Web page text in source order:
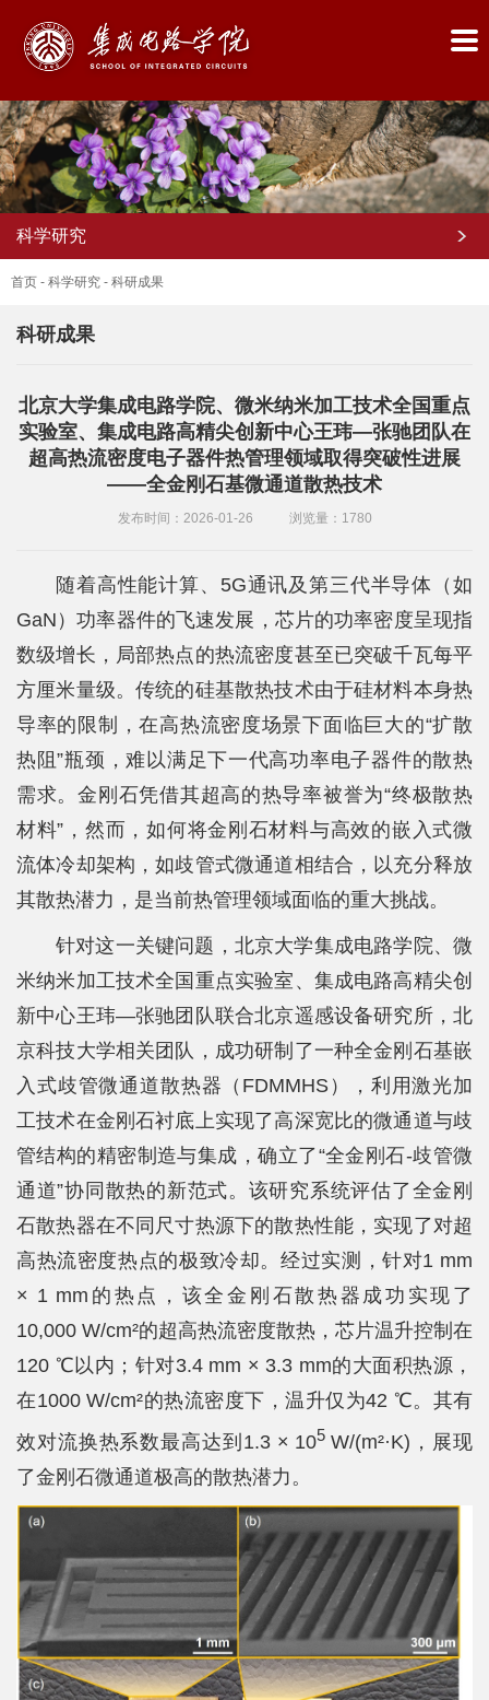
页
学
系
中
心
师
队
科
学
究
党
建
人
才
平
基
学
科学研究
首页 - 科学研究 - 科研成果
科研成果
北京大学集成电路学院、微米纳米加工技术全国重点
实验室、集成电路高精尖创新中心王玮—张驰团队在
超高热流密度电子器件热管理领域取得突破性进展
——全金刚石基微通道散热技术
发布时间：2026-01-26 浏览量： 1780
随着高性能计算、5G通讯及第三代半导体（如
GaN）功率器件的飞速发展，芯片的功率密度呈现指
数级增长，局部热点的热流密度甚至已突破千瓦每平
方厘米量级。传统的硅基散热技术由于硅材料本身热
导率的限制，在高热流密度场景下面临巨大的“扩散
热阻”瓶颈，难以满足下一代高功率电子器件的散热
需求。金刚石凭借其超高的热导率被誉为“终极散热
材料”，然而，如何将金刚石材料与高效的嵌入式微
流体冷却架构，如歧管式微通道相结合，以充分释放
其散热潜力，是当前热管理领域面临的重大挑战。
针对这一关键问题，北京大学集成电路学院、微
米纳米加工技术全国重点实验室、集成电路高精尖创
新中心王玮—张驰团队联合北京遥感设备研究所，北
京科技大学相关团队，成功研制了一种全金刚石基嵌
入式歧管微通道散热器（FDMMHS），利用激光加
工技术在金刚石衬底上实现了高深宽比的微通道与歧
管结构的精密制造与集成，确立了“全金刚石-歧管微
通道”协同散热的新范式。该研究系统评估了全金刚
石散热器在不同尺寸热源下的散热性能，实现了对超
高热流密度热点的极致冷却。经过实测，针对1 mm
× 1 mm的热点，该全金刚石散热器成功实现了
10,000 W/cm²的超高热流密度散热，芯片温升控制在
120 ℃以内；针对3.4 mm × 3.3 mm的大面积热源，
在1000 W/cm²的热流密度下，温升仅为42 ℃。其有
效对流换热系数最高达到1.3 × 105W/(m²·K)，展现
了金刚石微通道极高的散热潜力。